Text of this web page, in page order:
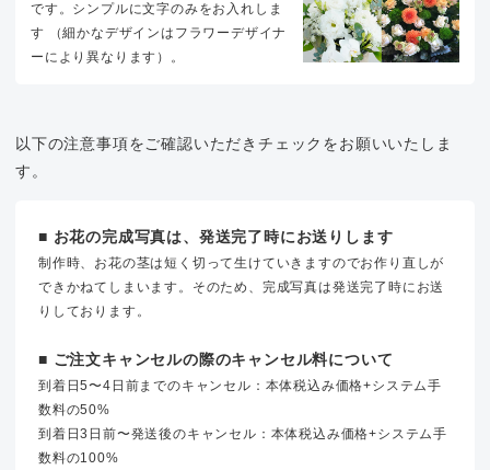
です。シンプルに文字のみをお入れしま
す （細かなデザインはフラワーデザイナ
ーにより異なります）。
以下の注意事項をご確認いただきチェックをお願いいたしま
す。
■ お花の完成写真は、発送完了時にお送りします
制作時、お花の茎は短く切って生けていきますのでお作り直しが
できかねてしまいます。そのため、完成写真は発送完了時にお送
りしております。
■ ご注文キャンセルの際のキャンセル料について
到着日5〜4日前までのキャンセル：本体税込み価格+システム手
数料の50%
到着日3日前〜発送後のキャンセル：本体税込み価格+システム手
数料の100%